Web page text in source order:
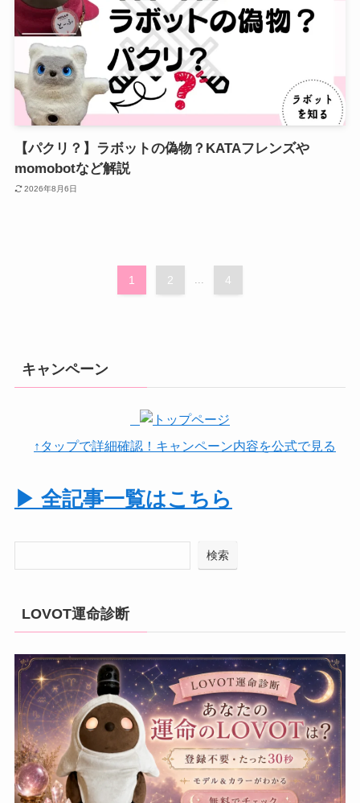
【パクリ？】ラボットの偽物？KATAフレンズや
momobotなど解説
2026年8月6日
1 2 ... 4
キャンペーン
↑タップで詳細確認！キャンペーン内容を公式で見る
▶ 全記事一覧はこちら
検索
LOVOT運命診断